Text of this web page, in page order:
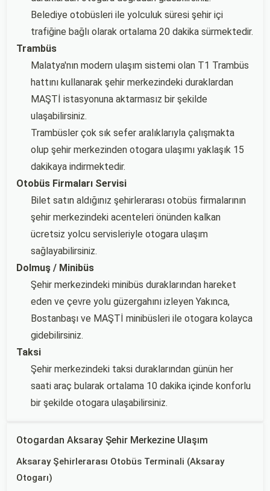
Belediye otobüsleri ile yolculuk süresi şehir içi
trafiğine bağlı olarak ortalama 20 dakika sürmektedir.
Trambüs
Malatya'nın modern ulaşım sistemi olan T1 Trambüs
hattını kullanarak şehir merkezindeki duraklardan
MAŞTİ istasyonuna aktarmasız bir şekilde
ulaşabilirsiniz.
Trambüsler çok sık sefer aralıklarıyla çalışmakta
olup şehir merkezinden otogara ulaşımı yaklaşık 15
dakikaya indirmektedir.
Otobüs Firmaları Servisi
Bilet satın aldığınız şehirlerarası otobüs firmalarının
şehir merkezindeki acenteleri önünden kalkan
ücretsiz yolcu servisleriyle otogara ulaşım
sağlayabilirsiniz.
Dolmuş / Minibüs
Şehir merkezindeki minibüs duraklarından hareket
eden ve çevre yolu güzergahını izleyen Yakınca,
Bostanbaşı ve MAŞTİ minibüsleri ile otogara kolayca
gidebilirsiniz.
Taksi
Şehir merkezindeki taksi duraklarından günün her
saati araç bularak ortalama 10 dakika içinde konforlu
bir şekilde otogara ulaşabilirsiniz.
Otogardan Aksaray Şehir Merkezine Ulaşım
Aksaray Şehirlerarası Otobüs Terminali (Aksaray
Otogarı)